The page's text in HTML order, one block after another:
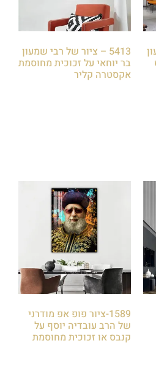
5413 – ציור של רבי שמעון
בר יוחאי על זכוכית מחוסמת
אקסטרה קליר
1589-ציור פופ אפ מודרני
של הרב עובדיה יוסף על
קנבס או זכוכית מחוסמת